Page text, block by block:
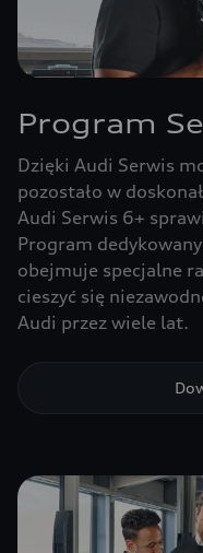
Program
Dzięki Audi Serwis
pozostało w
Audi Serwis 6+
Program
obejmuje specjalne
cieszyć się
Audi przez wiele lat.